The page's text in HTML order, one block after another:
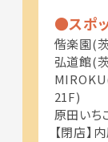
スポ
偕楽園(
弘道館(
21F)
原田いち
【閉店】